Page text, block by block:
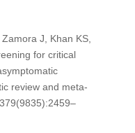
J, Khan KS,
for critical
review and meta-